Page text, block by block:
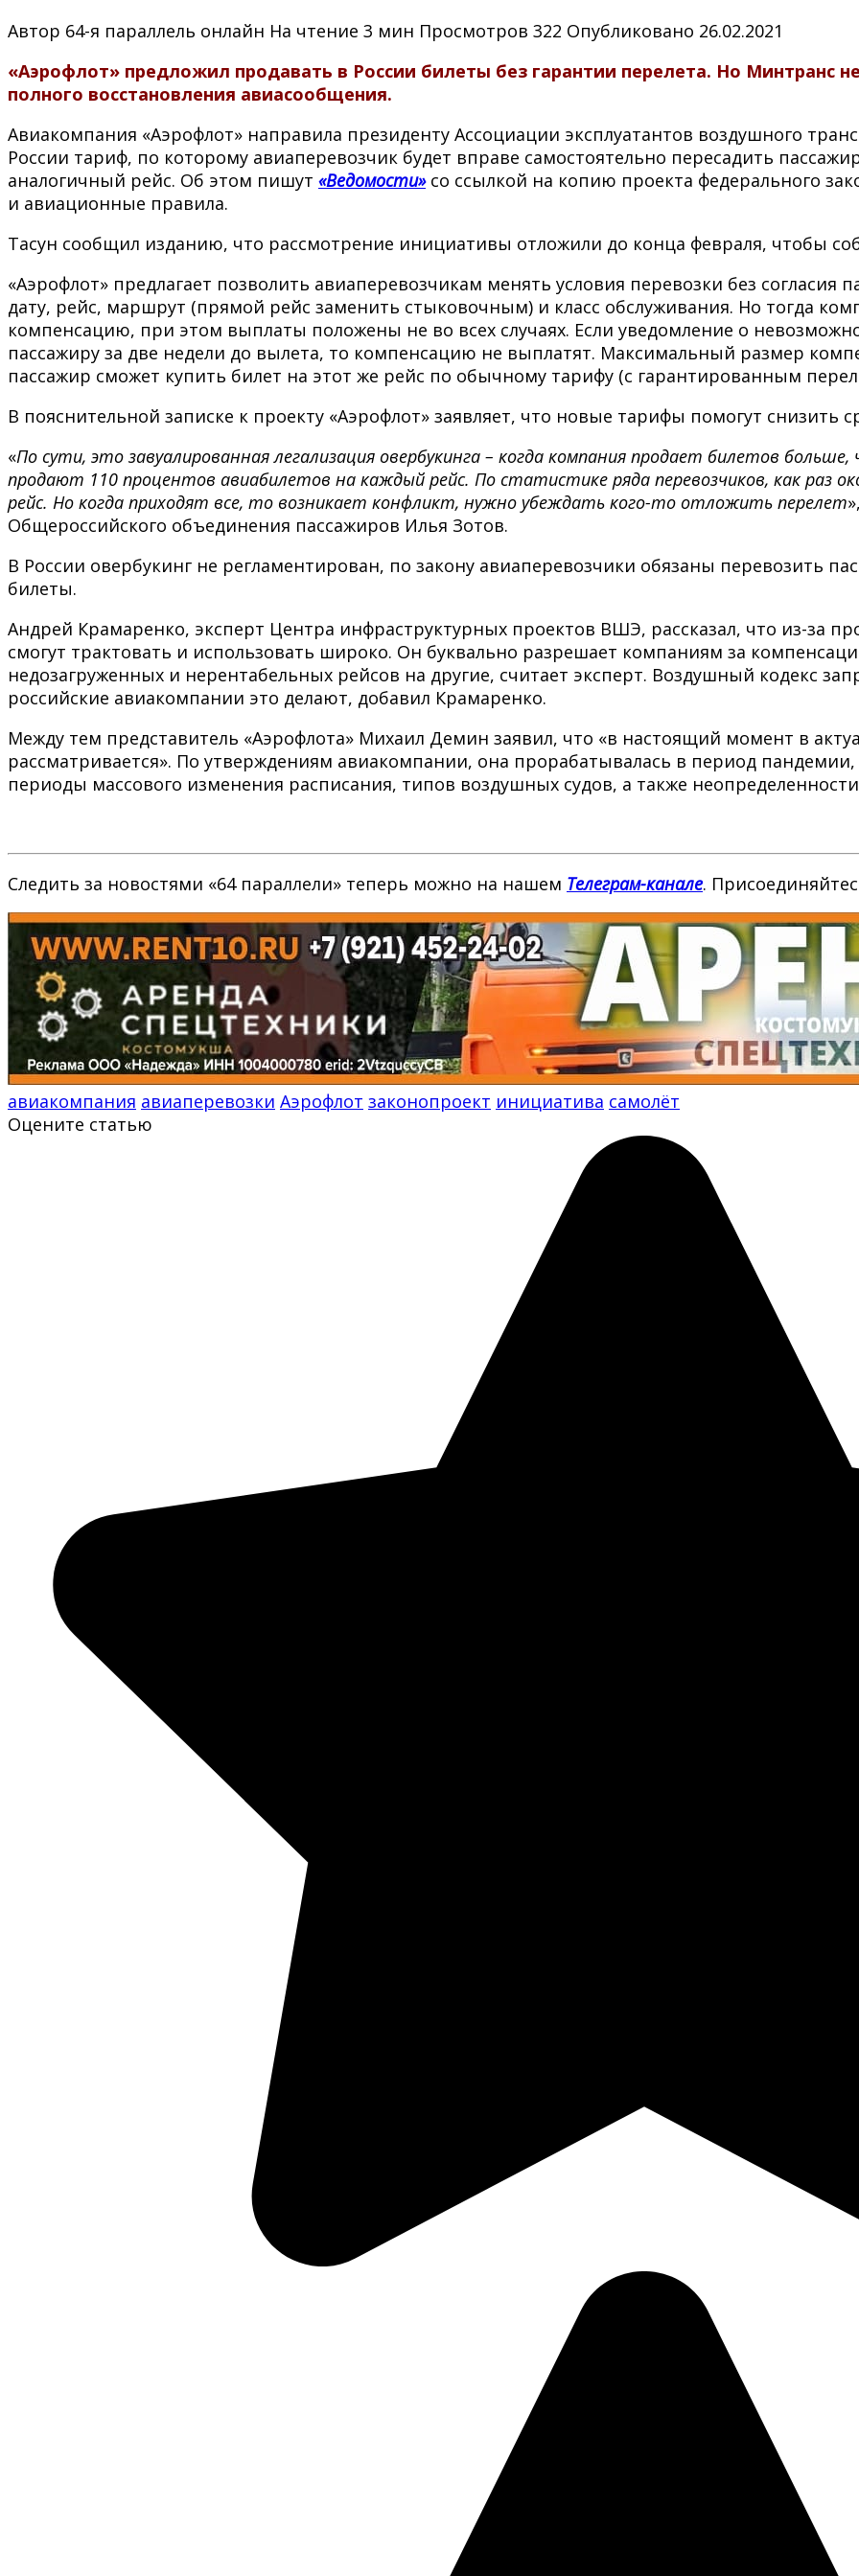
Автор 64-я параллель онлайн На чтение 3 мин Просмотров 322 Опубликовано 26.02.2021
«Аэрофлот» предложил продавать в России билеты без гарантии перелета. Но Минтранс
полного восстановления авиасообщения.
Авиакомпания «Аэрофлот» направила президенту Ассоциации эксплуатантов воздушного
России тариф, по которому авиаперевозчик будет вправе самостоятельно пересадить
аналогичный рейс. Об этом пишут «Ведомости»со ссылкой на копию проекта федерального
и авиационные правила.
Тасун сообщил изданию, что рассмотрение инициативы отложили до конца февраля, чтобы
«Аэрофлот» предлагает позволить авиаперевозчикам менять условия перевозки без
дату, рейс, маршрут (прямой рейс заменить стыковочным) и класс обслуживания. Но тогда
компенсацию, при этом выплаты положены не во всех случаях. Если уведомление о
пассажиру за две недели до вылета, то компенсацию не выплатят. Максимальный размер
пассажир сможет купить билет на этот же рейс по обычному тарифу (с гарантированным
В пояснительной записке к проекту «Аэрофлот» заявляет, что новые тарифы помогут
«По сути, это завуалированная легализация овербукинга – когда компания продает билетов больше,
продают 110 процентов авиабилетов на каждый рейс. По статистике ряда перевозчиков, как раз
рейс. Но когда приходят все, то возникает конфликт, нужно убеждать кого-то отложить перелет
Общероссийского объединения пассажиров Илья Зотов.
В России овербукинг не регламентирован, по закону авиаперевозчики обязаны перевозить
билеты.
Андрей Крамаренко, эксперт Центра инфраструктурных проектов ВШЭ, рассказал, что из-за
смогут трактовать и использовать широко. Он буквально разрешает компаниям за
недозагруженных и нерентабельных рейсов на другие, считает эксперт. Воздушный кодекс
российские авиакомпании это делают, добавил Крамаренко.
Между тем представитель «Аэрофлота» Михаил Демин заявил, что «в настоящий момент в
рассматривается». По утверждениям авиакомпании, она прорабатывалась в период
периоды массового изменения расписания, типов воздушных судов, а также
Следить за новостями «64 параллели» теперь можно на нашем Телеграм-канале.
авиакомпания авиаперевозки Аэрофлот законопроект инициатива самолёт
Оцените статью